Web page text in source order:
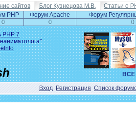
сайтов Блог Кузнецова М.В.
Статьи о
PHP Форум Apache
Форум
0 0
0
PHP 7
Вход Регистрация Список